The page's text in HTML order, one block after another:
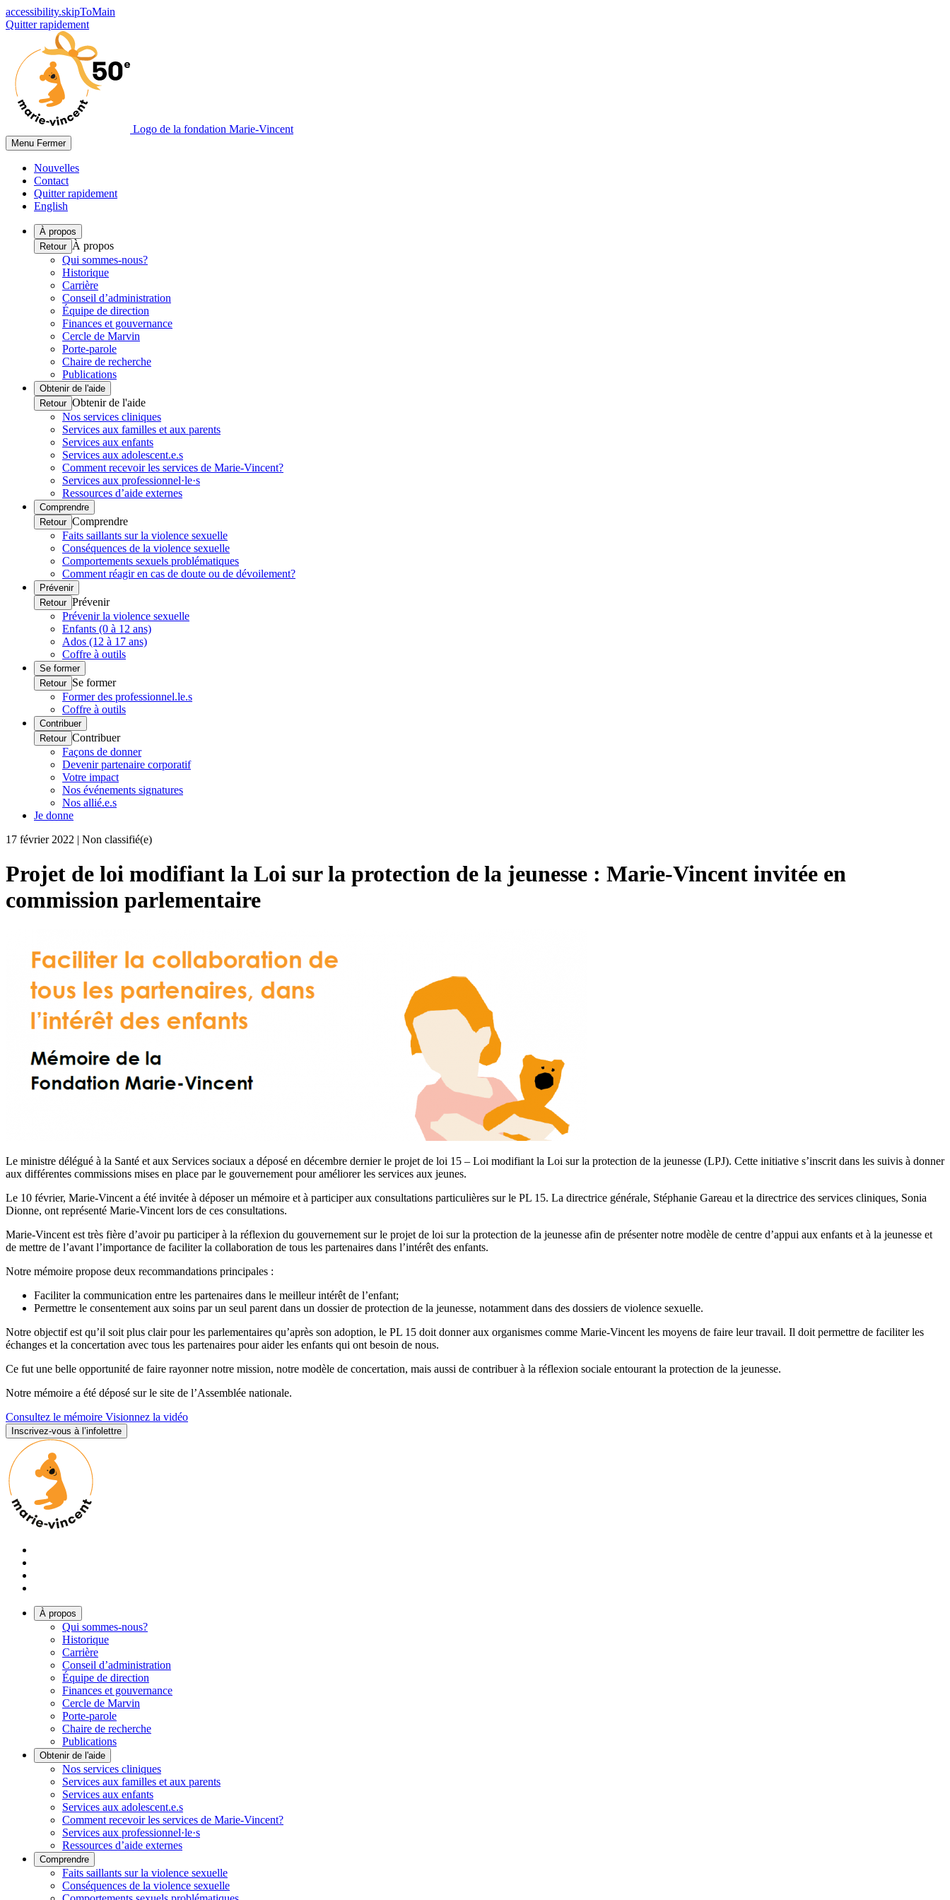
accessibility.skipToMain
Quitter rapidement
Logo de la fondation Marie-Vincent
Menu Fermer
Nouvelles
Contact
Quitter rapidement
English
À propos
Retour À propos
Qui sommes-nous?
Historique
Carrière
Conseil d’administration
Équipe de direction
Finances et gouvernance
Cercle de Marvin
Porte-parole
Chaire de recherche
Publications
Obtenir de l'aide
Retour Obtenir de l'aide
Nos services cliniques
Services aux familles et aux parents
Services aux enfants
Services aux adolescent.e.s
Comment recevoir les services de Marie-Vincent?
Services aux professionnel·le·s
Ressources d’aide externes
Comprendre
Retour Comprendre
Faits saillants sur la violence sexuelle
Conséquences de la violence sexuelle
Comportements sexuels problématiques
Comment réagir en cas de doute ou de dévoilement?
Prévenir
Retour Prévenir
Prévenir la violence sexuelle
Enfants (0 à 12 ans)
Ados (12 à 17 ans)
Coffre à outils
Se former
Retour Se former
Former des professionnel.le.s
Coffre à outils
Contribuer
Retour Contribuer
Façons de donner
Devenir partenaire corporatif
Votre impact
Nos événements signatures
Nos allié.e.s
Je donne
17 février 2022 | Non classifié(e)
Projet de loi modifiant la Loi sur la protection de la jeunesse : Marie-Vincent invitée en
commission parlementaire
Le ministre délégué à la Santé et aux Services sociaux a déposé en décembre dernier le projet de loi 15 – Loi modifiant la Loi sur la protection de la jeunesse (LPJ). Cette initiative s’inscrit dans les suivis à donner
aux différentes commissions mises en place par le gouvernement pour améliorer les services aux jeunes.
Le 10 février, Marie-Vincent a été invitée à déposer un mémoire et à participer aux consultations particulières sur le PL 15. La directrice générale, Stéphanie Gareau et la directrice des services cliniques, Sonia
Dionne, ont représenté Marie-Vincent lors de ces consultations.
Marie-Vincent est très fière d’avoir pu participer à la réflexion du gouvernement sur le projet de loi sur la protection de la jeunesse afin de présenter notre modèle de centre d’appui aux enfants et à la jeunesse et
de mettre de l’avant l’importance de faciliter la collaboration de tous les partenaires dans l’intérêt des enfants.
Notre mémoire propose deux recommandations principales :
Faciliter la communication entre les partenaires dans le meilleur intérêt de l’enfant;
Permettre le consentement aux soins par un seul parent dans un dossier de protection de la jeunesse, notamment dans des dossiers de violence sexuelle.
Notre objectif est qu’il soit plus clair pour les parlementaires qu’après son adoption, le PL 15 doit donner aux organismes comme Marie-Vincent les moyens de faire leur travail. Il doit permettre de faciliter les
échanges et la concertation avec tous les partenaires pour aider les enfants qui ont besoin de nous.
Ce fut une belle opportunité de faire rayonner notre mission, notre modèle de concertation, mais aussi de contribuer à la réflexion sociale entourant la protection de la jeunesse.
Notre mémoire a été déposé sur le site de l’Assemblée nationale.
Consultez le mémoire Visionnez la vidéo
Inscrivez-vous à l’infolettre
À propos
Qui sommes-nous?
Historique
Carrière
Conseil d’administration
Équipe de direction
Finances et gouvernance
Cercle de Marvin
Porte-parole
Chaire de recherche
Publications
Obtenir de l'aide
Nos services cliniques
Services aux familles et aux parents
Services aux enfants
Services aux adolescent.e.s
Comment recevoir les services de Marie-Vincent?
Services aux professionnel·le·s
Ressources d’aide externes
Comprendre
Faits saillants sur la violence sexuelle
Conséquences de la violence sexuelle